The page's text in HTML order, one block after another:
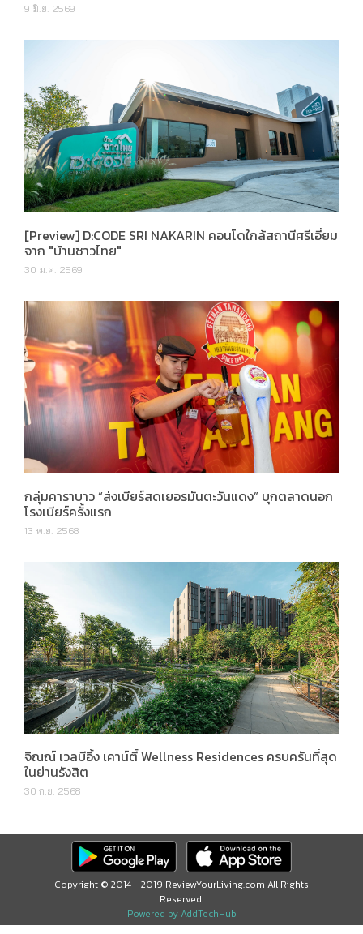
9 มิ.ย. 2569
[Preview] D:CODE SRI NAKARIN คอนโดใกล้สถานีศรีเอี่ยม
จาก "บ้านชาวไทย"
30 ม.ค. 2569
กลุ่มคาราบาว “ส่งเบียร์สดเยอรมันตะวันแดง” บุกตลาดนอก
โรงเบียร์ครั้งแรก
13 พ.ย. 2568
จิณณ์ เวลบีอิ้ง เคาน์ตี้ Wellness Residences ครบครันที่สุด
ในย่านรังสิต
30 ก.ย. 2568
Copyright © 2014 - 2019 ReviewYourLiving.com All Rights
Reserved.
Powered by AddTechHub